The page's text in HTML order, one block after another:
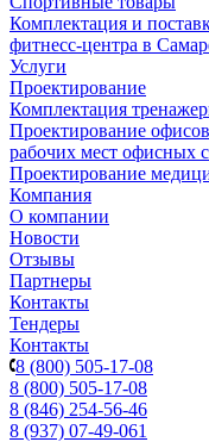
Комплектация и
фитнесс-центра в
Услуги
Проектирование
Комплектация
Проектирование
рабочих мест офисных
Проектирование
Компания
О компании
Новости
Отзывы
Партнеры
Контакты
Тендеры
Контакты
8 (800) 505-17-08
8 (800) 505-17-08
8 (846) 254-56-46
8 (937) 07-49-061